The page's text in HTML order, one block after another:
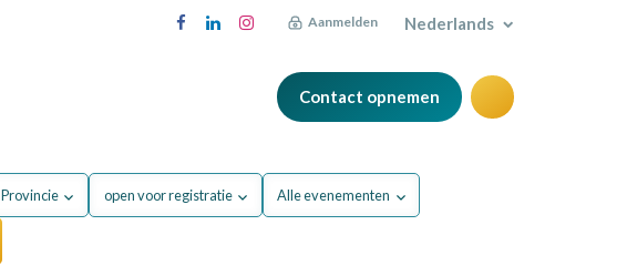
Aanmelden Nederlands
Contact opnemen
Provincie open voor registratie Alle evenementen